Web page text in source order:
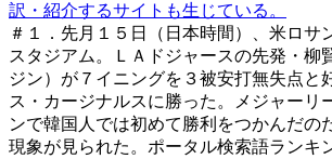
訳・紹介するサイトも生じている。
＃１．先月１５日（日本時間）、米ロサ
スタジアム。ＬＡドジャースの先発・柳
ジン）が７イニングを３被安打無失点と
ス・カージナルスに勝った。メジャーリ
ンで韓国人では初めて勝利をつかんだの
現象が見られた。ポータル検索語ランキ